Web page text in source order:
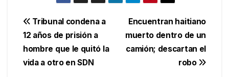
Navegación
de
entradas
Encuentran haitiano
muerto dentro de un
camión; descartan el
robo
Tribunal condena a
12 años de prisión a
hombre que le quitó la
vida a otro en SDN